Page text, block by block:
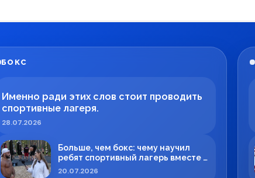
БОКС
Именно ради этих слов стоит проводить
спортивные лагеря.
28.07.2026
Больше, чем бокс: чему научил
ребят спортивный лагерь вместе с
Максимом Вильде
20.07.2026